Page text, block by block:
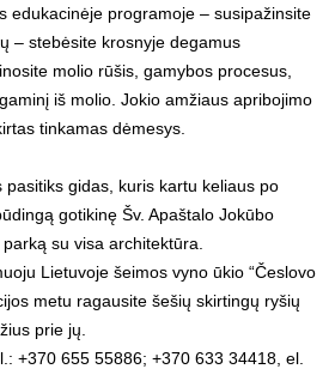
edukacinėje programoje – susipažinsite
– stebėsite krosnyje degamus
molio rūšis, gamybos procesus,
iš molio. Jokio amžiaus apribojimo
tinkamas dėmesys.
pasitiks gidas, kuris kartu keliaus po
gotikinę Šv. Apaštalo Jokūbo
su visa architektūra.
Lietuvoje šeimos vyno ūkio “Česlovo
metu ragausite šešių skirtingų ryšių
prie jų.
+370 655 55886; +370 633 34418, el.